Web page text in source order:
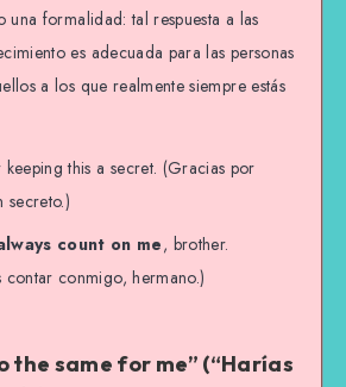
una formalidad: tal respuesta a las
es adecuada para las personas
a los que realmente siempre estás
this a secret. (Gracias por
secreto.)
count on me, brother.
contar conmigo, hermano.)
the same for me” (“Harías